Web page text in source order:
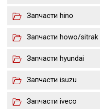
Запчасти hino
Запчасти howo/sitrak
Запчасти hyundai
Запчасти isuzu
Запчасти iveco